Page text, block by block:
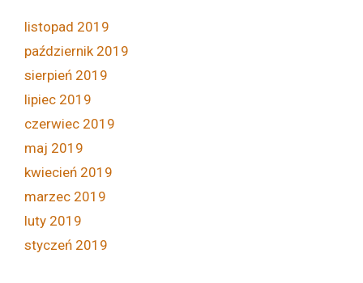
listopad 2019
październik 2019
sierpień 2019
lipiec 2019
czerwiec 2019
maj 2019
kwiecień 2019
marzec 2019
luty 2019
styczeń 2019